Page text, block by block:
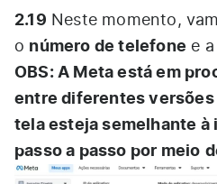
2.19 Neste momento,
o número de telefone e
OBS: A Meta está em
entre diferentes versões
tela esteja semelhante à
passo a passo por meio